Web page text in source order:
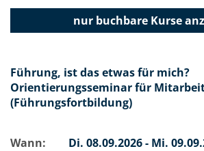
nur buchbareKurse
Führung, ist das etwas für mich?
Orientierungsseminar für
(Führungsfortbildung)
Wann: Di. 08.09.2026 - Mi.